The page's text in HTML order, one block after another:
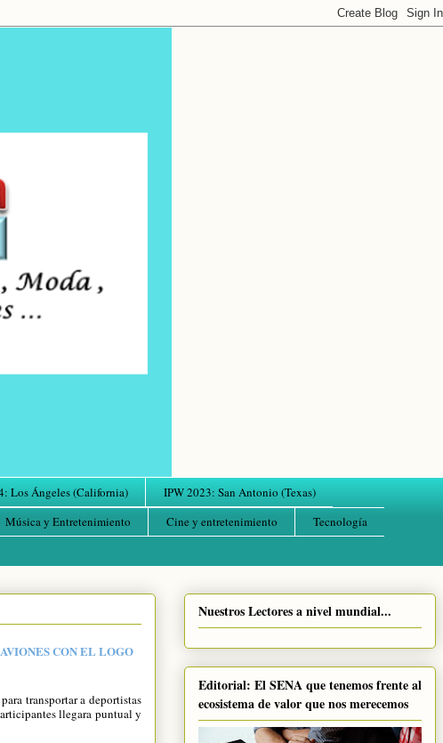
Los Ángeles (California)
IPW 2023: San Antonio (Texas)
Música y Entretenimiento Cine y entretenimiento
Tecnología
CON EL LOGO
transportar a deportistas
llegara puntual y
Nuestros Lectores a nivel mundial...
Editorial: El SENA que tenemos frente al
ecosistema de valor que nos merecemos